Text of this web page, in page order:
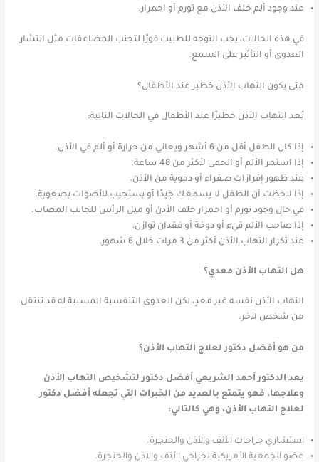
عند وجود ألم خلف الأذن مع تورم أو احمرار.
في هذه الحالات، يجب التوجه للطبيب فورًا لتجنب المضاعفات مثل انتشار
العدوى أو التأثير على السمع.
متى يكون التهاب الأذن خطير عند الأطفال؟
يُعد التهاب الأذن خطيرًا عند الأطفال في الحالات التالية:
إذا كان الطفل أقل من 6 أشهر ويعاني من حرارة أو ألم في الأذن.
إذا استمر الألم أو الحمى لأكثر من 48 ساعة.
عند ظهور إفرازات صفراء أو دموية من الأذن.
إذا لاحظتِ أن الطفل لا يسمعك جيدًا أو يستجيب للأصوات بصعوبة.
في حال وجود تورم أو احمرار خلف الأذن أو ميل الرأس للجانب المصاب.
إذا صاحب الألم قيء أو دوخة أو فقدان توازن.
عند تكرار التهاب الأذن أكثر من 3 مرات خلال 6 شهور.
هل التهاب الأذن معدي؟
التهاب الأذن نفسه غير معدٍ، لكن العدوى التنفسية المسببة له قد تنتقل
من شخص لآخر.
من هو أفضل دكتور لعلاج التهاب الأذن؟
يعد الدكتور أحمد الشريعي أفضل دكتور لتشخيص التهاب الأذن
وعلاجها. فهو يتمتع بالعديد من الخبرات التي تجعله أفضل دكتور
لعلاج التهاب الأذن، وهي كالتالي:
استشاري جراحات الأنف والأذن والحنجرة.
عضو الجمعية الأمريكية لجراحي الأنف والاذن والحنجرة.